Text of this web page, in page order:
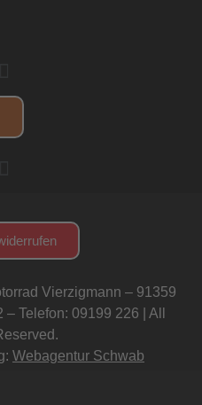
Vierzigmann – 91359
Telefon: 09199 226 | All
Webagentur Schwab